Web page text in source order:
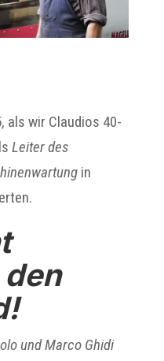
als wir Claudios 40-
Leiter des
in
und Marco Ghidi